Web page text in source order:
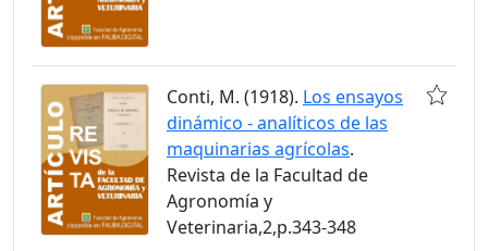
Conti, M. (1918). Los ensayos
dinámico - analíticos de las
maquinarias agrícolas.
Revista de la Facultad de
Agronomía y
Veterinaria,2,p.343-348